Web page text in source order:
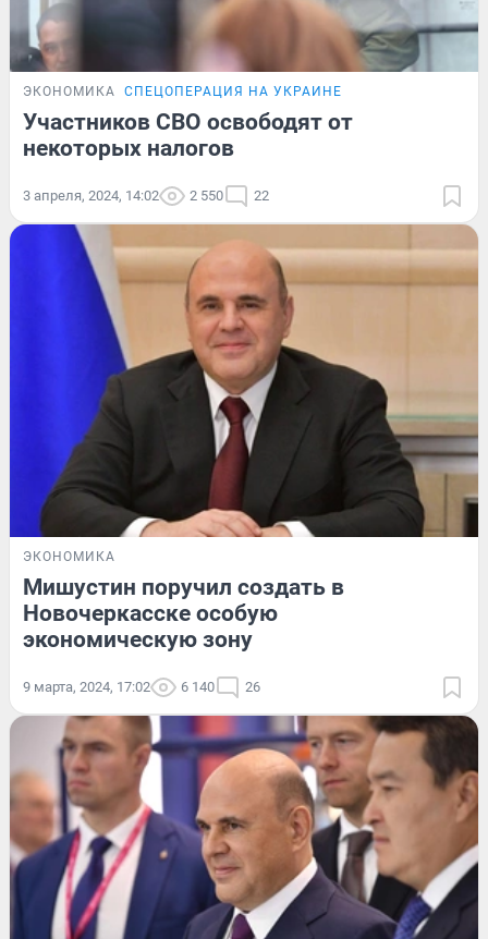
ЭКОНОМИКА СПЕЦОПЕРАЦИЯ НА УКРАИНЕ
Участников СВО освободят от
некоторых налогов
3 апреля, 2024, 14:02 2 550 22
ЭКОНОМИКА
Мишустин поручил создать в
Новочеркасске особую
экономическую зону
9 марта, 2024, 17:02 6 140 26